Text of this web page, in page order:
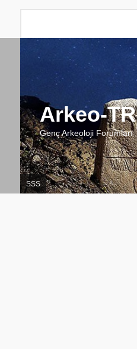
Arkeo-TR
Genç Arkeoloji Forumları
SSS